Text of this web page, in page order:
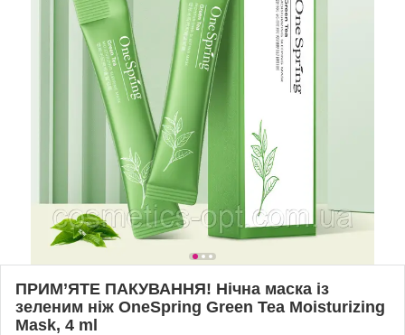
ПРИМ’ЯТЕ ПАКУВАННЯ! Нічна маска із
зеленим ніж OneSpring Green Tea Moisturizing
Mask, 4 ml